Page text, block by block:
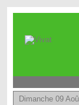
Dimanche 09